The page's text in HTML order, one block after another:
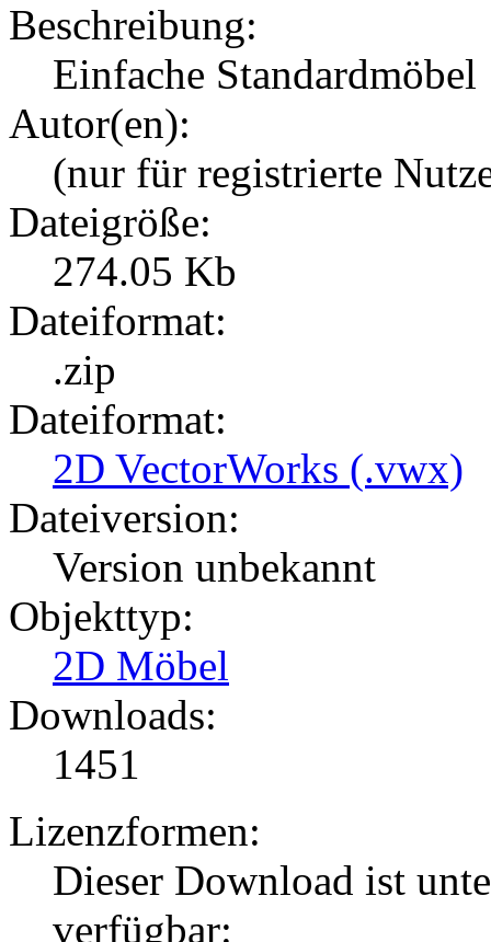
Beschreibung:
Einfache Standardmöbel
Autor(en):
(nur für registrierte
Dateigröße:
274.05 Kb
Dateiformat:
.zip
Dateiformat:
2D VectorWorks (.vwx)
Dateiversion:
Version unbekannt
Objekttyp:
2D Möbel
Downloads:
1451
Lizenzformen:
Dieser Download ist
verfügbar: